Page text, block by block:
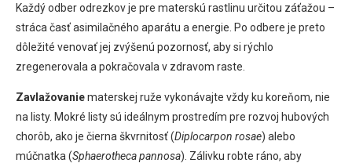
Každý odber odrezkov je pre materskú rastlinu určitou záťažou –
stráca časť asimilačného aparátu a energie. Po odbere je preto
dôležité venovať jej zvýšenú pozornosť, aby si rýchlo
zregenerovala a pokračovala v zdravom raste.
Zavlažovaniematerskej ruže vykonávajte vždy ku koreňom, nie
na listy. Mokré listy sú ideálnym prostredím pre rozvoj hubových
chorôb, ako je čierna škvrnitosť (Diplocarpon rosae) alebo
múčnatka (Sphaerotheca pannosa). Zálivku robte ráno, aby